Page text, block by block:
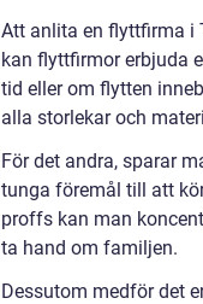
Att anlita en flyttfirma i
kan flyttfirmor erbjuda
tid eller om flytten
alla storlekar och
För det andra, sparar
tunga föremål till att
proffs kan man
ta hand om familjen.
Dessutom medför det